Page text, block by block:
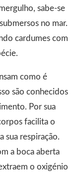
sabe-se
no mar.
cardumes com
como é
são conhecidos
Por sua
facilita o
sua respiração.
a boca aberta
o oxigénio